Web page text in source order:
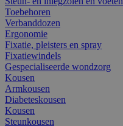
Toebehoren
Verbanddozen
Ergonomie
Fixatie, pleisters en spray
Fixatiewindels
Gespecialiseerde wondzorg
Kousen
Armkousen
Diabeteskousen
Kousen
Steunkousen